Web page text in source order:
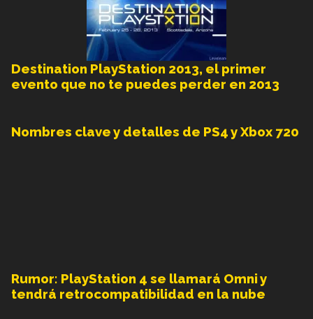
Destination PlayStation 2013, el primer
evento que no te puedes perder en 2013
Nombres clave y detalles de PS4 y Xbox 720
Rumor: PlayStation 4 se llamará Omni y
tendrá retrocompatibilidad en la nube